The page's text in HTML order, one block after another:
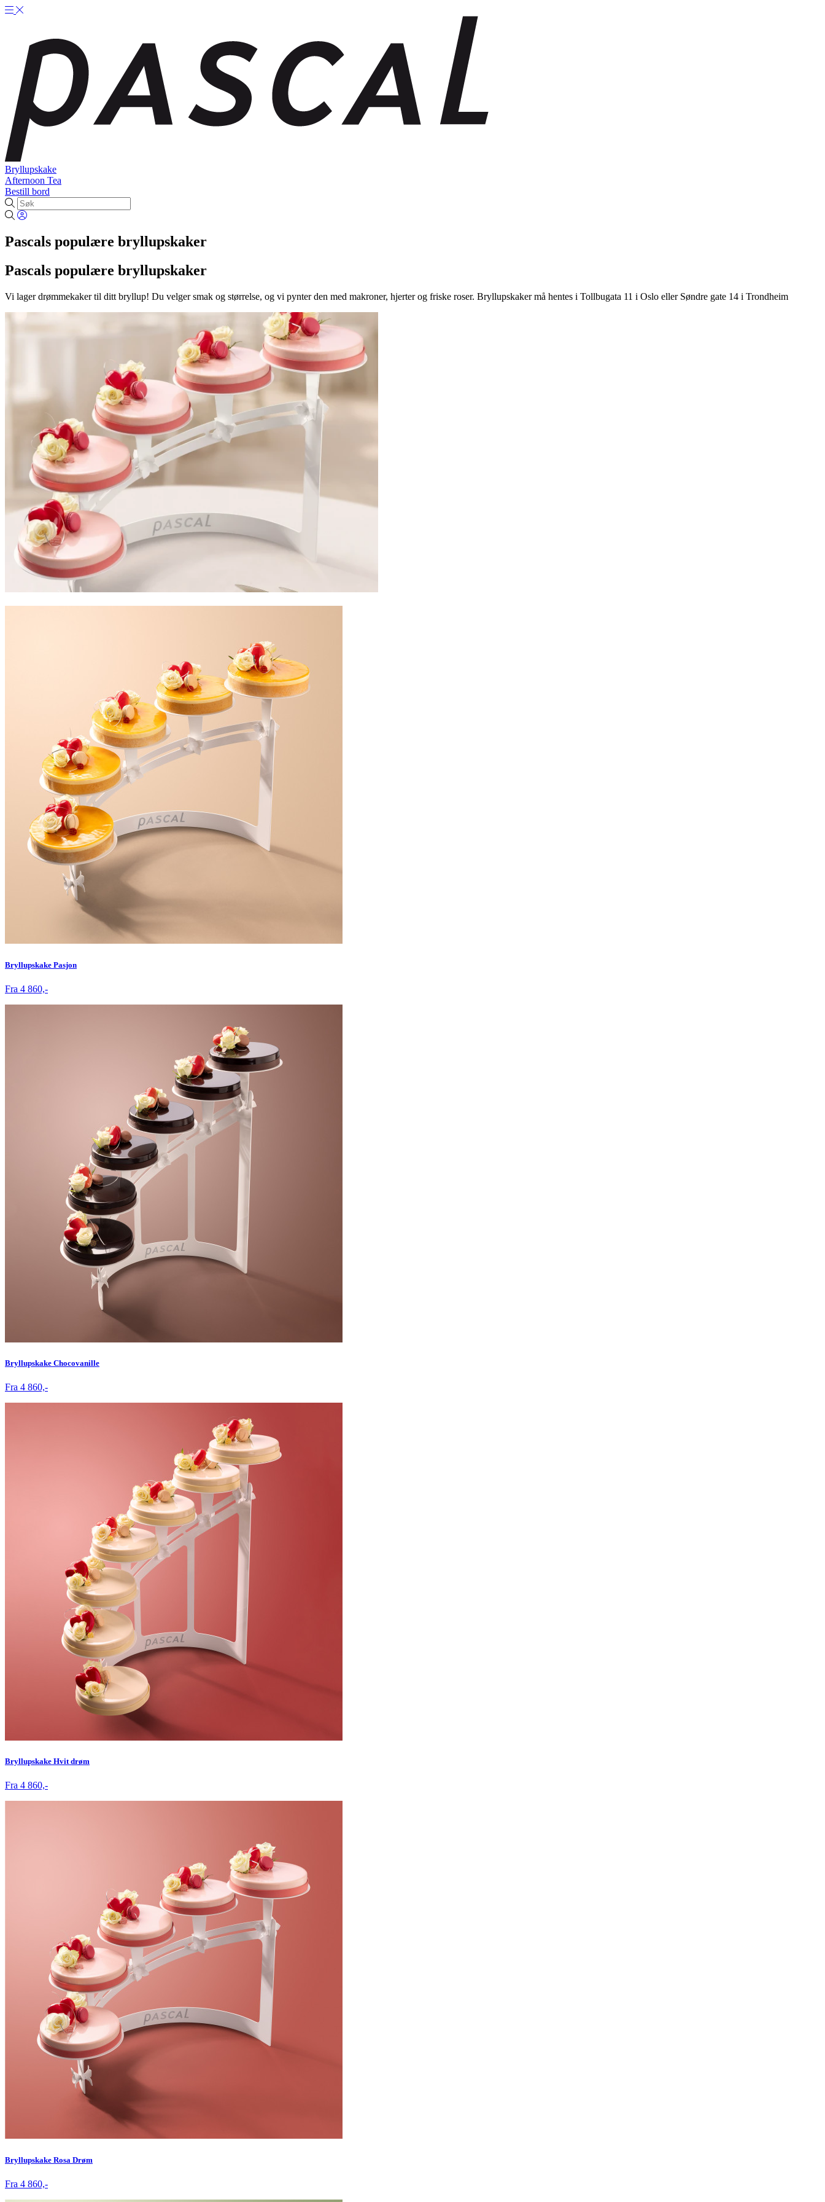
Bryllupskake
Afternoon Tea
Bestill bord
Pascals populære bryllupskaker
Pascals populære bryllupskaker
Vi lager drømmekaker til ditt bryllup! Du velger smak og størrelse, og vi pynter den med makroner, hjerter og friske roser. Bryllupskaker må hentes i Tollbugata 11 i Oslo eller Søndre gate 14 i Trondheim
Bryllupskake Pasjon
Fra 4 860,-
Bryllupskake Chocovanille
Fra 4 860,-
Bryllupskake Hvit drøm
Fra 4 860,-
Bryllupskake Rosa Drøm
Fra 4 860,-